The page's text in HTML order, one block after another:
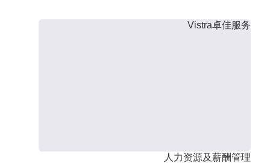
Vistra卓佳服务
人力资源及薪酬管理